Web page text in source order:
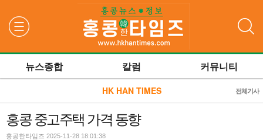
뉴스종합 칼럼 커뮤니티
HK HAN TIMES 전체기사
홍콩 중고주택 가격 동향
홍콩한타임즈 2025-11-28 18:01:38